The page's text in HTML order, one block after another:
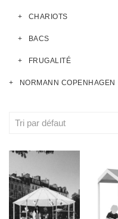
CHARIOTS
BACS
FRUGALITÉ
NORMANN COPENHAGEN